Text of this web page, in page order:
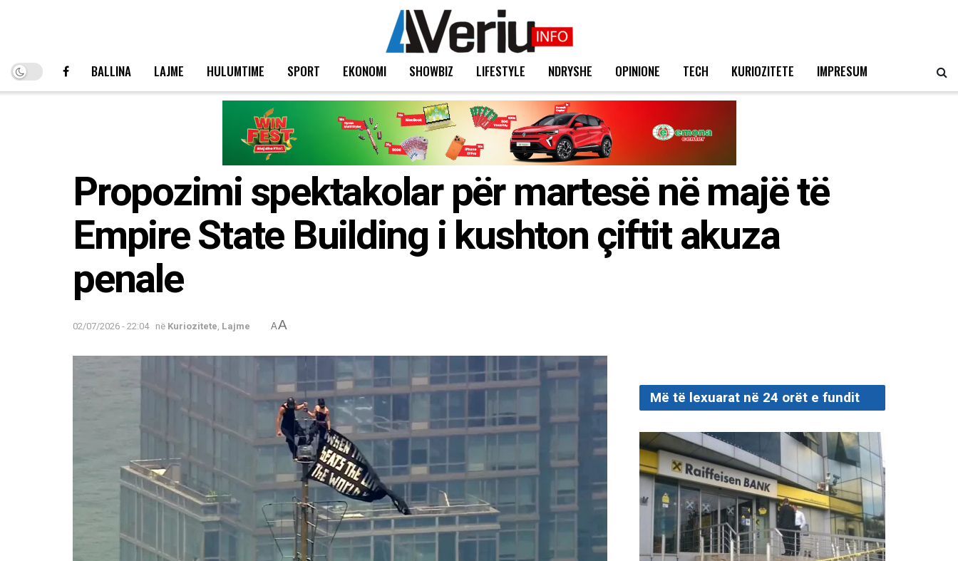
BALLINA LAJME HULUMTIME SPORT EKONOMI SHOWBIZ LIFESTYLE NDRYSHE OPINIONE TECH KURIOZITETE IMPRESUM
Propozimi spektakolar për martesë në majë të
Empire State Building i kushton çiftit akuza
penale
02/07/2026 - 22:04 në Kuriozitete, Lajme AA
Më të lexuarat në 24 orët e fundit